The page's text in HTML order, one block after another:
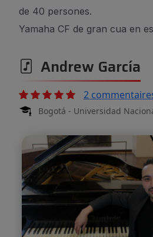
de 40 persones.
Yamaha CF de gran cua en
Andrew García
2
Bogotá - Universidad